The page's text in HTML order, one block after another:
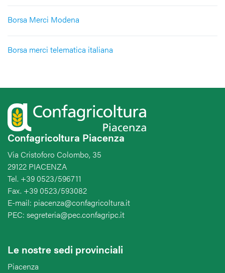
Borsa Merci Modena
Borsa merci telematica italiana
Confagricoltura Piacenza
Via Cristoforo Colombo, 35
29122 PIACENZA
Tel. +39 0523/596711
Fax. +39 0523/593082
E-mail: piacenza@confagricoltura.it
PEC: segreteria@pec.confagripc.it
Le nostre sedi provinciali
Piacenza